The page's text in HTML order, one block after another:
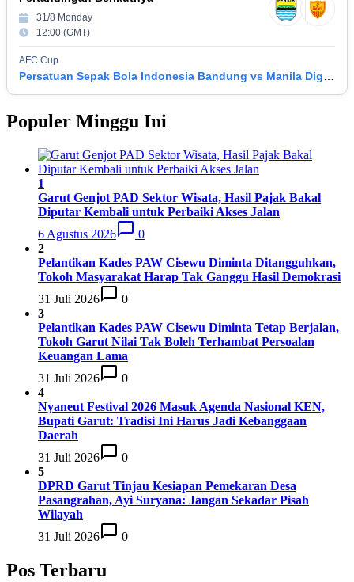
16
36
14
Madura United FC
16
Persis Solo 34 8 10 16
34
17
Semen Padang FC 34 5 5 24
20
18
31/8 Monday
12:00 (GMT)
AFC Cup
Persatuan Sepak Bola Indonesia Bandung vs Manila Digger FC
Populer Minggu Ini
1
Garut Genjot PAD Sektor Wisata, Hasil Pajak Bakal
Diputar Kembali untuk Perbaiki Akses Jalan
6 Agustus 2026
0
2
Pelantikan Kades PAW Cisewu Diminta Ditangguhkan,
Tokoh Masyarakat Harap Tak Ganggu Hasil Demokrasi
31 Juli 2026
0
3
Pelantikan Kades PAW Cisewu Diminta Tetap Berjalan,
Tokoh Garut Nilai Tak Boleh Terhambat Persoalan
Keuangan Lama
31 Juli 2026
0
4
Nyaneut Festival 2026 Masuk Agenda Nasional KEN,
Bupati Garut: Tradisi Ini Harus Jadi Kebanggaan
Daerah
31 Juli 2026
0
5
DPRD Garut Tinjau Kesiapan Pemekaran Desa
Pasangrahan, Ayi Suryana: Jangan Sekadar Pisah
Wilayah
31 Juli 2026
0
Pos Terbaru